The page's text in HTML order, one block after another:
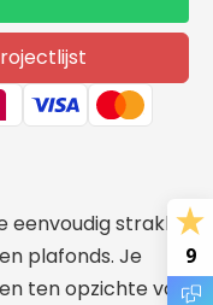
Stud
eenvoudig strakke
plafonds. Je
ten opzichte van
9